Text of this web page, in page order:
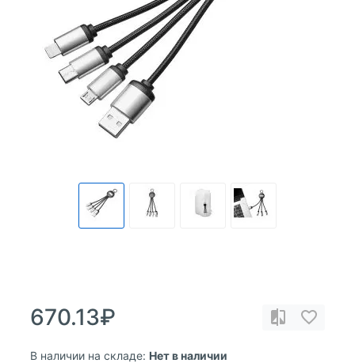
670.13₽
В наличии на складе: Нет в наличии